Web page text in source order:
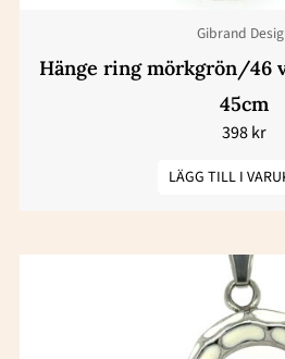
Gibrand
Hänge ring mörkgrön/46
45cm
398kr
LÄGG TILL I